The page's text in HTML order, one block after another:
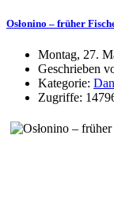
Osłonino – früher
Montag, 27.
Geschrieben
Kategorie:
Zugriffe: